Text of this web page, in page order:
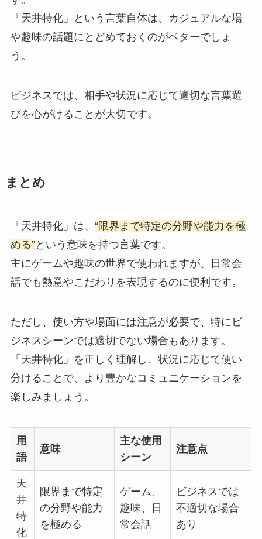
「天井特化」という言葉自体は、カジュアルな場
や趣味の話題にとどめておくのがベターでしょ
う。
ビジネスでは、相手や状況に応じて適切な言葉選
びを心がけることが大切です。
まとめ
「天井特化」は、 “限界まで特定の分野や能力を極
める”という意味を持つ言葉です。
主にゲームや趣味の世界で使われますが、日常会
話でも熱意やこだわりを表現するのに便利です。
ただし、使い方や場面には注意が必要で、特にビ
ジネスシーンでは適切でない場合もあります。
「天井特化」を正しく理解し、状況に応じて使い
分けることで、より豊かなコミュニケーションを
楽しみましょう。
用
語
意味
主な使用
シーン
注意点
天
井
特
化
限界まで特定
の分野や能力
を極める
ゲーム、
趣味、日
常会話
ビジネスでは
不適切な場合
あり